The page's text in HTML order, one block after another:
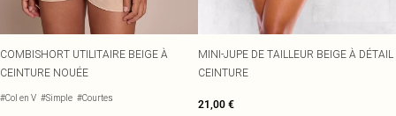
COMBISHORT UTILITAIRE BEIGE À
CEINTURE NOUÉE
#Col en V #Simple #Courtes
MINI-JUPE DE TAILLEUR BEIGE À DÉTAIL
CEINTURE
21,00 €